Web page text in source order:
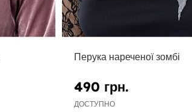
Перука нареченої зомбі
490 грн.
ДОСТУПНО